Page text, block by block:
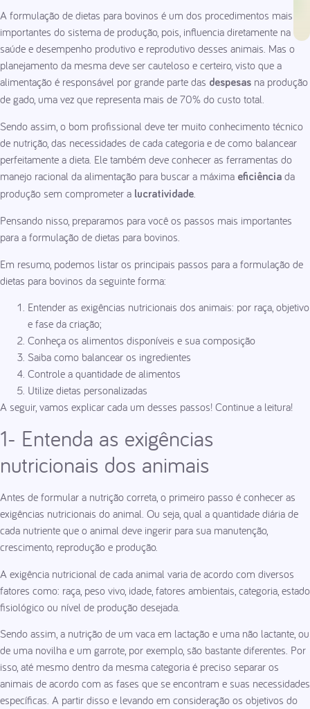
A formulação de dietas para bovinos é um dos procedimentos mais
importantes do sistema de produção, pois, influencia diretamente na
saúde e desempenho produtivo e reprodutivo desses animais. Mas o
planejamento da mesma deve ser cauteloso e certeiro, visto que a
alimentação é responsável por grande parte das despesas na produção
de gado, uma vez que representa mais de 70% do custo total.
Sendo assim, o bom profissional deve ter muito conhecimento técnico
de nutrição, das necessidades de cada categoria e de como balancear
perfeitamente a dieta. Ele também deve conhecer as ferramentas do
manejo racional da alimentação para buscar a máxima eficiência da
produção sem comprometer a lucratividade
Pensando nisso, preparamos para você os passos mais importantes
para a formulação de dietas para bovinos.
Em resumo, podemos listar os principais passos para a formulação de
dietas para bovinos da seguinte forma:
Entender as exigências nutricionais dos animais: por raça, objetivo
e fase da criação;
Conheça os alimentos disponíveis e sua composição
Saiba como balancear os ingredientes
Controle a quantidade de alimentos
Utilize dietas personalizadas
A seguir, vamos explicar cada um desses passos! Continue a leitura!
1- Entenda as exigências
nutricionais dos animais
Antes de formular a nutrição correta, o primeiro passo é conhecer as
exigências nutricionais do animal. Ou seja, qual a quantidade diária de
cada nutriente que o animal deve ingerir para sua manutenção,
crescimento, reprodução e produção.
A exigência nutricional de cada animal varia de acordo com diversos
fatores como: raça, peso vivo, idade, fatores ambientais, categoria, estado
fisiológico ou nível de produção desejada.
Sendo assim, a nutrição de um vaca em lactação e uma não lactante, ou
de uma novilha e um garrote, por exemplo, são bastante diferentes. Por
isso, até mesmo dentro da mesma categoria é preciso separar os
animais de acordo com as fases que se encontram e suas necessidades
específicas. A partir disso e levando em consideração os objetivos do